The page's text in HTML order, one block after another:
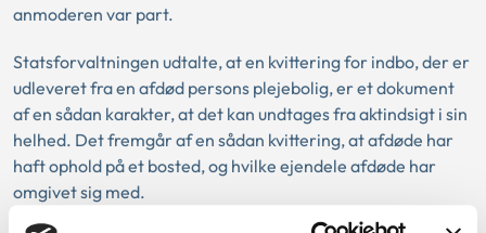
anmoderen var part.
Statsforvaltningen udtalte, at en kvittering for indbo, der er
udleveret fra en afdød persons plejebolig, er et dokument
af en sådan karakter, at det kan undtages fra aktindsigt i sin
helhed. Det fremgår af en sådan kvittering, at afdøde har
haft ophold på et bosted, og hvilke ejendele afdøde har
omgivet sig med.